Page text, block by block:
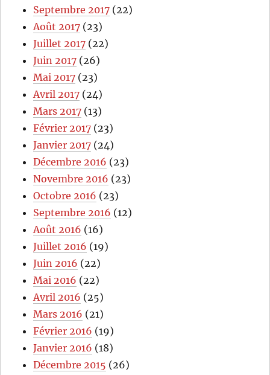
Septembre 2017 (22)
Août 2017 (23)
Juillet 2017 (22)
Juin 2017 (26)
Mai 2017 (23)
Avril 2017 (24)
Mars 2017 (13)
Février 2017 (23)
Janvier 2017 (24)
Décembre 2016 (23)
Novembre 2016 (23)
Octobre 2016 (23)
Septembre 2016 (12)
Août 2016 (16)
Juillet 2016 (19)
Juin 2016 (22)
Mai 2016 (22)
Avril 2016 (25)
Mars 2016 (21)
Février 2016 (19)
Janvier 2016 (18)
Décembre 2015 (26)